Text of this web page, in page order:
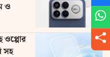
ও
ওপ্পোর
সহ